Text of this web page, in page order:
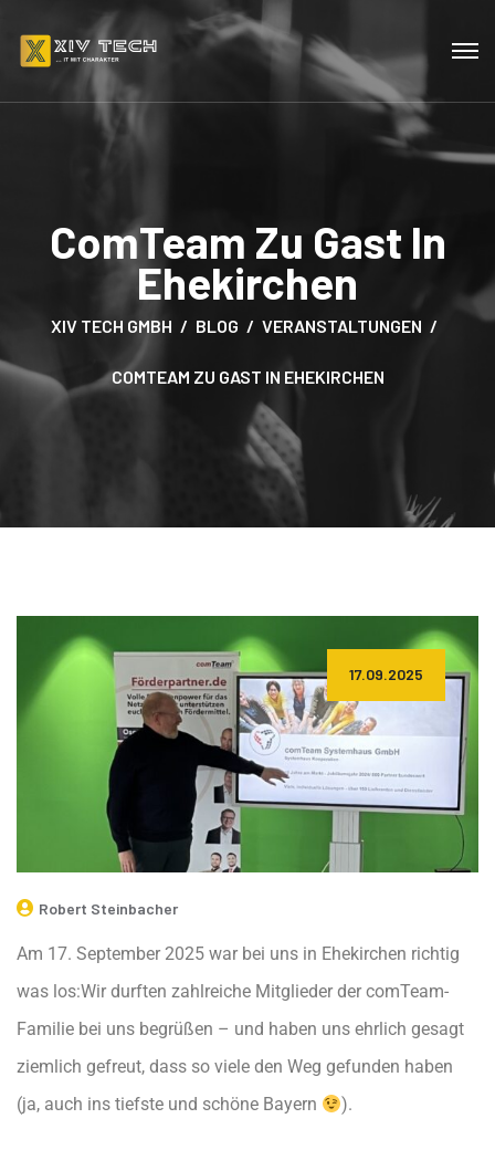
ComTeam Zu Gast In
Ehekirchen
XIV TECH GMBH BLOG VERANSTALTUNGEN
COMTEAM ZU GAST IN EHEKIRCHEN
17.09.2025
Robert Steinbacher
Am 17. September 2025 war bei uns in Ehekirchen richtig
was los:Wir durften zahlreiche Mitglieder der comTeam-
Familie bei uns begrüßen – und haben uns ehrlich gesagt
ziemlich gefreut, dass so viele den Weg gefunden haben
(ja, auch ins tiefste und schöne Bayern
).